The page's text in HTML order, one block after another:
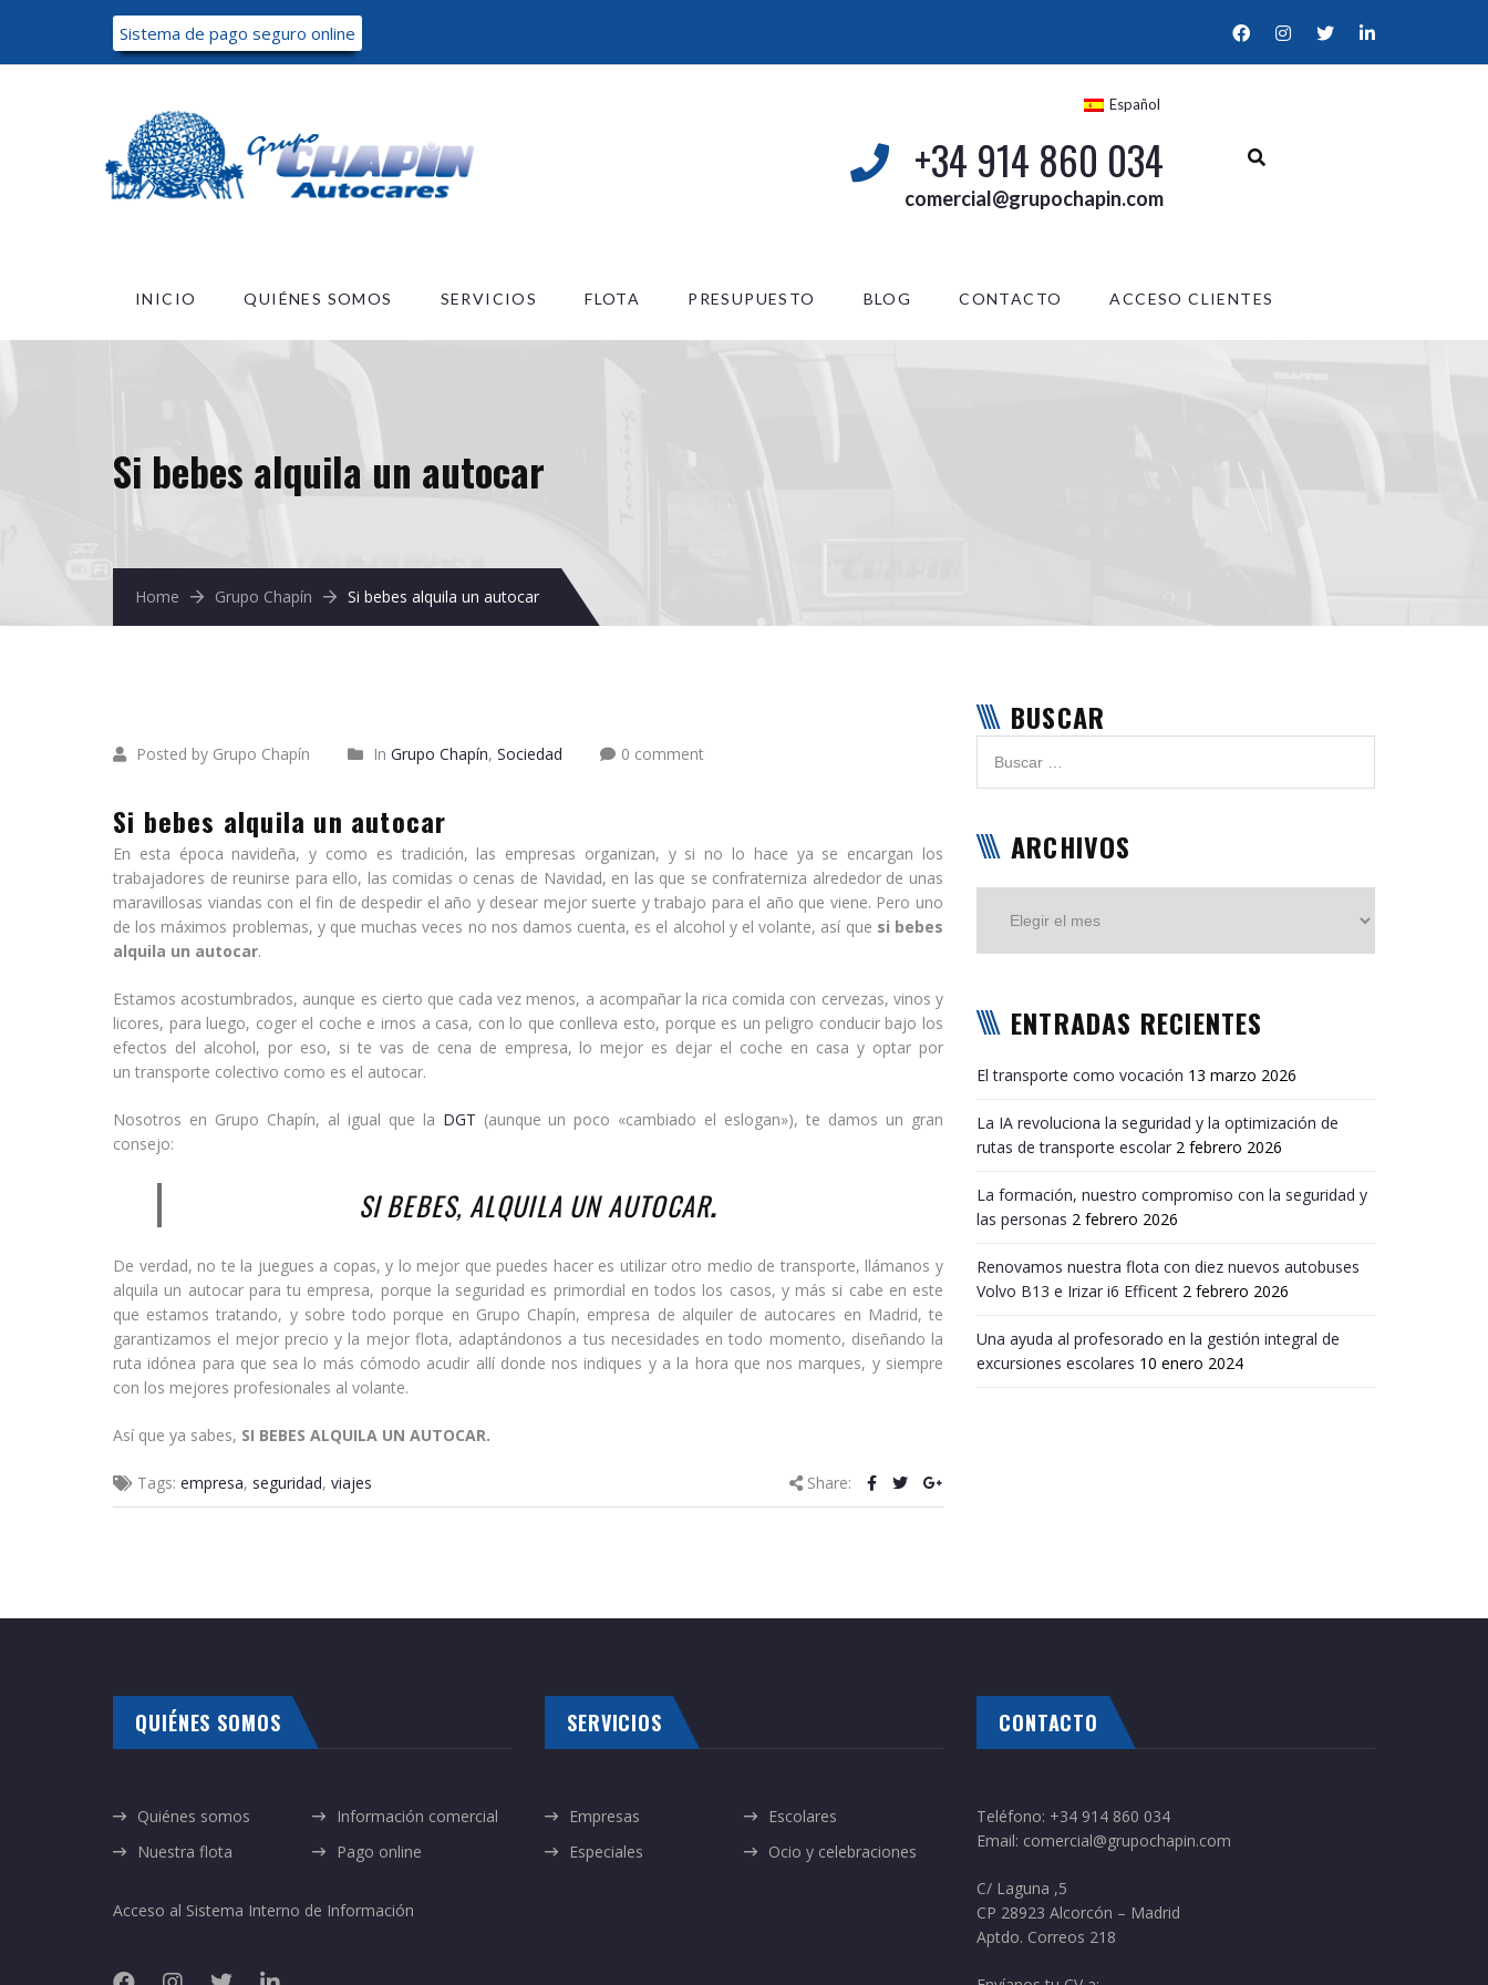
Sistema de pago seguro online
Español
+34 914 860 034
comercial@grupochapin.com
INICIO QUIÉNES SOMOS SERVICIOS FLOTA PRESUPUESTO BLOG CONTACTO ACCESO CLIENTES
Si bebes alquila un autocar
Home Grupo Chapín
Si bebes alquila un autocar
18
Posted by Grupo Chapín In Grupo Chapín, Sociedad 0 comment
Si bebes alquila un autocar
En esta época navideña, y como es tradición, las empresas organizan, y si no lo hace ya se encargan los
trabajadores de reunirse para ello, las comidas o cenas de Navidad, en las que se confraterniza alrededor de unas
maravillosas viandas con el fin de despedir el año y desear mejor suerte y trabajo para el año que viene. Pero uno
de los máximos problemas, y que muchas veces no nos damos cuenta, es el alcohol y el volante, así que si bebes
alquila un autocar.
Estamos acostumbrados, aunque es cierto que cada vez menos, a acompañar la rica comida con cervezas, vinos y
licores, para luego, coger el coche e irnos a casa, con lo que conlleva esto, porque es un peligro conducir bajo los
efectos del alcohol, por eso, si te vas de cena de empresa, lo mejor es dejar el coche en casa y optar por
un transporte colectivo como es el autocar.
Nosotros en Grupo Chapín, al igual que la DGT (aunque un poco «cambiado el eslogan»), te damos un gran
consejo:
SI BEBES, ALQUILA UN AUTOCAR.
De verdad, no te la juegues a copas, y lo mejor que puedes hacer es utilizar otro medio de transporte, llámanos y
alquila un autocar para tu empresa, porque la seguridad es primordial en todos los casos, y más si cabe en este
que estamos tratando, y sobre todo porque en Grupo Chapín, empresa de alquiler de autocares en Madrid, te
garantizamos el mejor precio y la mejor flota, adaptándonos a tus necesidades en todo momento, diseñando la
ruta idónea para que sea lo más cómodo acudir allí donde nos indiques y a la hora que nos marques, y siempre
con los mejores profesionales al volante.
Así que ya sabes, SI BEBES ALQUILA UN AUTOCAR.
Tags: empresa, seguridad, viajes Share:
BUSCAR
ARCHIVOS
ENTRADAS RECIENTES
El transporte como vocación 13 marzo 2026
La IA revoluciona la seguridad y la optimización de
rutas de transporte escolar 2 febrero 2026
La formación, nuestro compromiso con la seguridad y
las personas 2 febrero 2026
Renovamos nuestra flota con diez nuevos autobuses
Volvo B13 e Irizar i6 Efficent 2 febrero 2026
Una ayuda al profesorado en la gestión integral de
excursiones escolares 10 enero 2024
QUIÉNES SOMOS
Quiénes somos
Información comercial
Nuestra flota
Pago online
Acceso al Sistema Interno de Información
SERVICIOS
Empresas
Escolares
Especiales
Ocio y celebraciones
CONTACTO
Teléfono: +34 914 860 034
Email: comercial@grupochapin.com
C/ Laguna ,5
CP 28923 Alcorcón – Madrid
Aptdo. Correos 218